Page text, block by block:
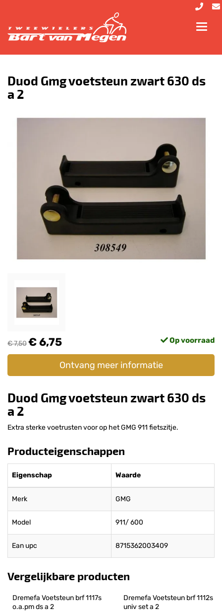
Duod Gmg voetsteun zwart 630 ds
a 2
€ 7,50€ 6,75 Op voorraad
Ontvang meer informatie
Duod Gmg voetsteun zwart 630 ds
a 2
Extra sterke voetrusten voor op het GMG 911 fietszitje.
Producteigenschappen
Eigenschap Waarde
Merk GMG
Model 911/ 600
Ean upc 8715362003409
Vergelijkbare producten
Dremefa Voetsteun brf 1117s
o.a.pm ds a 2
Dremefa Voetsteun brf 1112s
univ set a 2